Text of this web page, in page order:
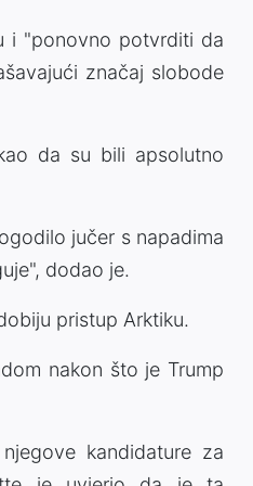
i "ponovno potvrditi da
značaj slobode
da su bili apsolutno
jučer s napadima
dodao je.
pristup Arktiku.
nakon što je Trump
kandidature za